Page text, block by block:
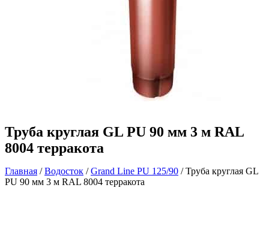
Труба круглая GL PU 90 мм 3 м RAL
8004 терракота
Главная /Водосток /Grand Line РU 125/90 / Труба круглая GL
PU 90 мм 3 м RAL 8004 терракота